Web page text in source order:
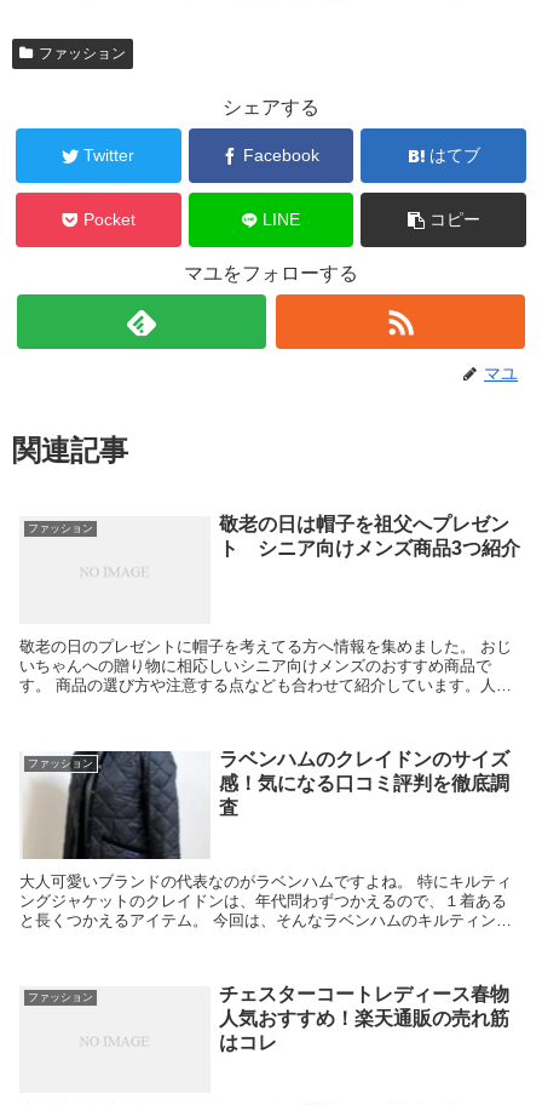
ファッション
シェアする
Twitter Facebook はてブ
Pocket LINE コピー
マユをフォローする
マユ
関連記事
ファッション
敬老の日は帽子を祖父へプレゼン
ト シニア向けメンズ商品3つ紹介
敬老の日のプレゼントに帽子を考えてる方へ情報を集めました。 おじ
いちゃんへの贈り物に相応しいシニア向けメンズのおすすめ商品で
す。 商品の選び方や注意する点なども合わせて紹介しています。人気
ファッション
ラベンハムのクレイドンのサイズ
感！気になる口コミ評判を徹底調
査
大人可愛いブランドの代表なのがラベンハムですよね。 特にキルティ
ングジャケットのクレイドンは、年代問わずつかえるので、１着ある
と長くつかえるアイテム。 今回は、そんなラベンハムのキルティング
ファッション
チェスターコートレディース春物
人気おすすめ！楽天通販の売れ筋
はコレ